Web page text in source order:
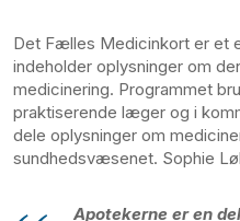
Det Fælles Medicinkort er et
indeholder oplysninger om
medicinering. Programmet
praktiserende læger og i
dele oplysninger om
sundhedsvæsenet. Sophie
Apotekerne er en